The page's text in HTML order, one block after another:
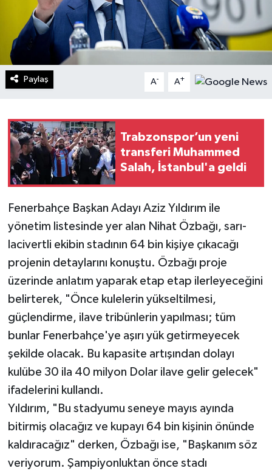
Paylaş A- A+
Trabzonspor’un yeni
transferi Muhammed
Salah, İstanbul'a geldi
Fenerbahçe Başkan Adayı Aziz Yıldırım ile
yönetim listesinde yer alan Nihat Özbağı, sarı-
lacivertli ekibin stadının 64 bin kişiye çıkacağı
projenin detaylarını konuştu. Özbağı proje
üzerinde anlatım yaparak etap etap ilerleyeceğini
belirterek, "Önce kulelerin yükseltilmesi,
güçlendirme, ilave tribünlerin yapılması; tüm
bunlar Fenerbahçe'ye aşırı yük getirmeyecek
şekilde olacak. Bu kapasite artışından dolayı
kulübe 30 ila 40 milyon Dolar ilave gelir gelecek"
ifadelerini kullandı.
Yıldırım, "Bu stadyumu seneye mayıs ayında
bitirmiş olacağız ve kupayı 64 bin kişinin önünde
kaldıracağız" derken, Özbağı ise, "Başkanım söz
veriyorum. Şampiyonluktan önce stadı
Lider Haber TV Canlı Yayın izle